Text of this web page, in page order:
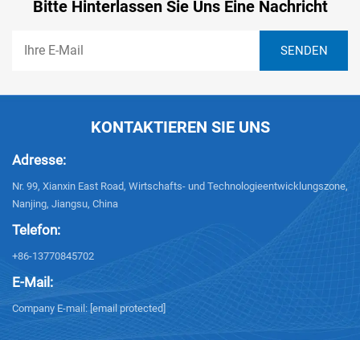
Bitte Hinterlassen Sie Uns Eine Nachricht
KONTAKTIEREN SIE UNS
Adresse:
Nr. 99, Xianxin East Road, Wirtschafts- und Technologieentwicklungszone,
Nanjing, Jiangsu, China
Telefon:
+86-13770845702
E-Mail:
Company E-mail: [email protected]